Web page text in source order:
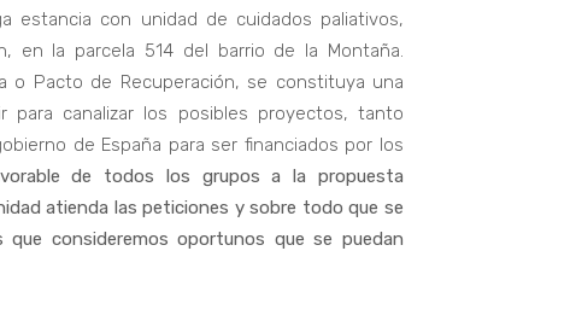
estancia con unidad de cuidados paliativos,
en la parcela 514 del barrio de la Montaña.
Pacto de Recuperación, se constituya una
canalizar los posibles proyectos, tanto
de España para ser financiados por los
de todos los grupos a la propuesta
atienda las peticiones y sobre todo que se
consideremos oportunos que se puedan